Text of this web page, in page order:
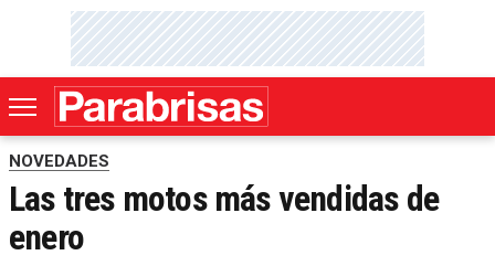
NOVEDADES
Las tres motos más vendidas de
enero